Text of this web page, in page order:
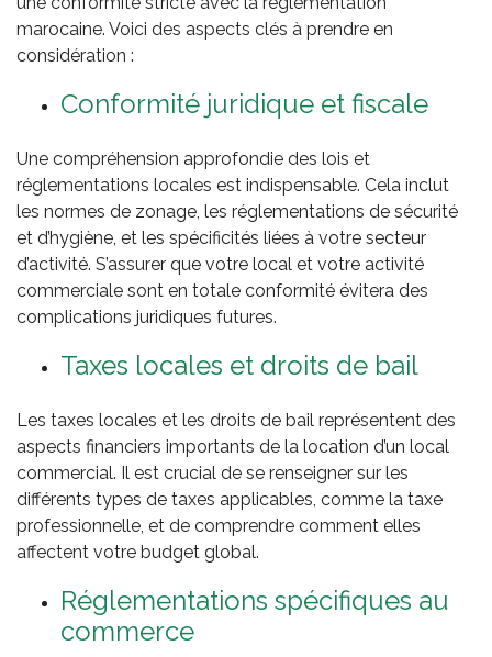
marocaine. Voici des aspects clés à prendre en
considération :
Conformité juridique et fiscale
Une compréhension approfondie des lois et
réglementations locales est indispensable. Cela inclut
les normes de zonage, les réglementations de sécurité
et d’hygiène, et les spécificités liées à votre secteur
d’activité. S’assurer que votre local et votre activité
commerciale sont en totale conformité évitera des
complications juridiques futures.
Taxes locales et droits de bail
Les taxes locales et les droits de bail représentent des
aspects financiers importants de la location d’un local
commercial. Il est crucial de se renseigner sur les
différents types de taxes applicables, comme la taxe
professionnelle, et de comprendre comment elles
affectent votre budget global.
Réglementations spécifiques au
commerce